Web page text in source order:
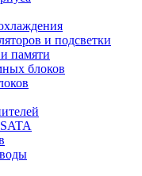
и подсветки
памяти
блоков